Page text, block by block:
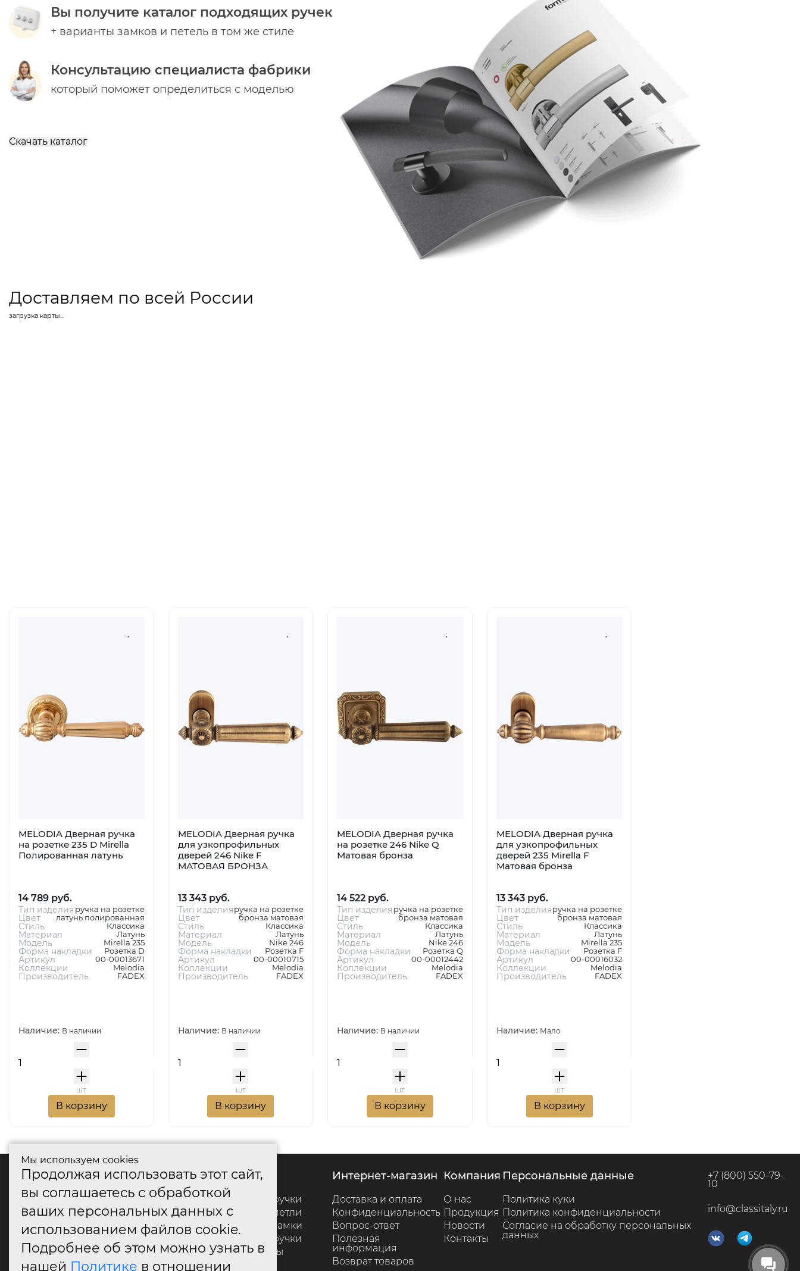
Вы получите каталог подходящих ручек
+ варианты замков и петель в том же стиле
Консультацию специалиста фабрики
который поможет определиться с моделью
Скачать каталог
Доставляем по всей России
загрузка карты...
MELODIA Дверная ручка
на розетке 235 D Mirella
Полированная латунь
14 789 руб.
Тип изделия ручка на розетке
Цвет латунь полированная
Стиль Классика
Материал Латунь
Модель Mirella 235
Форма накладки Розетка D
Артикул 00-00013671
Коллекции Melodia
Производитель FADEX
Наличие: В наличии
шт
В корзину
MELODIA Дверная ручка
для узкопрофильных
дверей 246 Nike F
МАТОВАЯ БРОНЗА
13 343 руб.
Тип изделияручка на розетке
Цвет бронза матовая
Стиль Классика
Материал Латунь
Модель Nike 246
Форма накладки Розетка F
Артикул 00-00010715
Коллекции Melodia
Производитель FADEX
Наличие: В наличии
шт
В корзину
MELODIA Дверная ручка
на розетке 246 Nike Q
Матовая бронза
14 522 руб.
Тип изделия ручка на розетке
Цвет бронза матовая
Стиль Классика
Материал Латунь
Модель Nike 246
Форма накладки Розетка Q
Артикул 00-00012442
Коллекции Melodia
Производитель FADEX
Наличие: В наличии
шт
В корзину
MELODIA Дверная ручка
для узкопрофильных
дверей 235 Mirella F
Матовая бронза
13 343 руб.
Тип изделияручка на розетке
Цвет бронза матовая
Стиль Классика
Материал Латунь
Модель Mirella 235
Форма накладки Розетка F
Артикул 00-00016032
Коллекции Melodia
Производитель FADEX
Наличие: Мало
шт
В корзину
каталог
Дверные ручки
Дверные петли
Дверные замки
Оконные ручки
Аксессуары
Дверные
интернет-магазин
Доставка и оплата
Конфиденциальность
Вопрос-ответ
Полезная
информация
Возврат товаров
компания
О нас
Продукция
Новости
Контакты
персональные данные
Политика куки
Политика конфиденциальности
Согласие на обработку персональных
данных
+7 (800) 550-79-
10
info@classitaly.ru
Мы используем cookies
Продолжая использовать этот сайт,
вы соглашаетесь с обработкой
ваших персональных данных с
использованием файлов cookie.
Подробнее об этом можно узнать в
нашей Политике в отношении